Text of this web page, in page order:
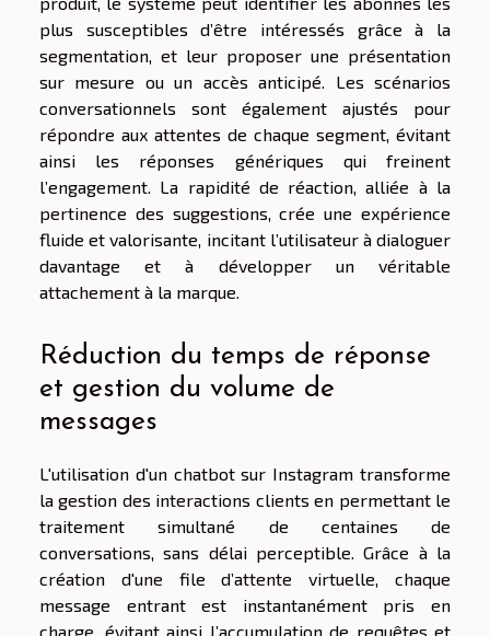
plus susceptibles d’être intéressés grâce à la
segmentation, et leur proposer une présentation
sur mesure ou un accès anticipé. Les scénarios
conversationnels sont également ajustés pour
répondre aux attentes de chaque segment, évitant
ainsi les réponses génériques qui freinent
l’engagement. La rapidité de réaction, alliée à la
pertinence des suggestions, crée une expérience
fluide et valorisante, incitant l’utilisateur à dialoguer
davantage et à développer un véritable
attachement à la marque.
Réduction du temps de réponse
et gestion du volume de
messages
L'utilisation d'un chatbot sur Instagram transforme
la gestion des interactions clients en permettant le
traitement simultané de centaines de
conversations, sans délai perceptible. Grâce à la
création d'une file d’attente virtuelle, chaque
message entrant est instantanément pris en
charge, évitant ainsi l’accumulation de requêtes et